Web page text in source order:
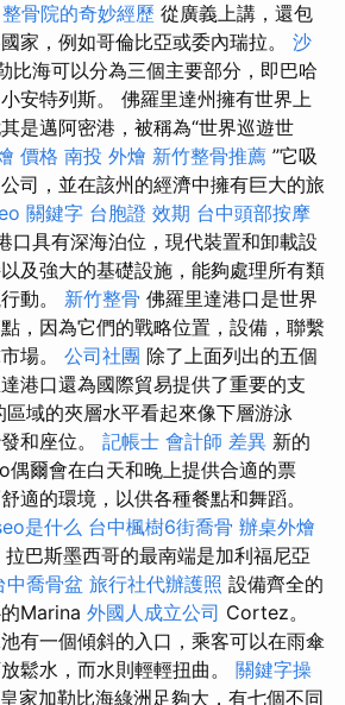
整骨院的奇妙經歷 從廣義上講，還包
家，例如哥倫比亞或委內瑞拉。 沙
比海可以分為三個主要部分，即巴哈
安特列斯。 佛羅里達州擁有世界上
是邁阿密港，被稱為“世界巡遊世
價格 南投 外燴 新竹整骨推薦 ”它吸
司，並在該州的經濟中擁有巨大的旅
關鍵字 台胞證 效期 台中頭部按摩
口具有深海泊位，現代裝置和卸載設
及強大的基礎設施，能夠處理所有類
動。 新竹整骨 佛羅里達港口是世界
，因為它們的戰略位置，設備，聯繫
場。 公司社團 除了上面列出的五個
港口還為國際貿易提供了重要的支
域的夾層水平看起來像下層游泳
和座位。 記帳士 會計師 差異 新的
偶爾會在白天和晚上提供合適的票
適的環境，以供各種餐點和舞蹈。
是什么 台中楓樹6街喬骨 辦桌外燴
拉巴斯墨西哥的最南端是加利福尼亞
中喬骨盆 旅行社代辦護照 設備齊全的
Marina 外國人成立公司 Cortez。
有一個傾斜的入口，乘客可以在雨傘
鬆水，而水則輕輕扭曲。 關鍵字操
家加勒比海綠洲足夠大，有七個不同